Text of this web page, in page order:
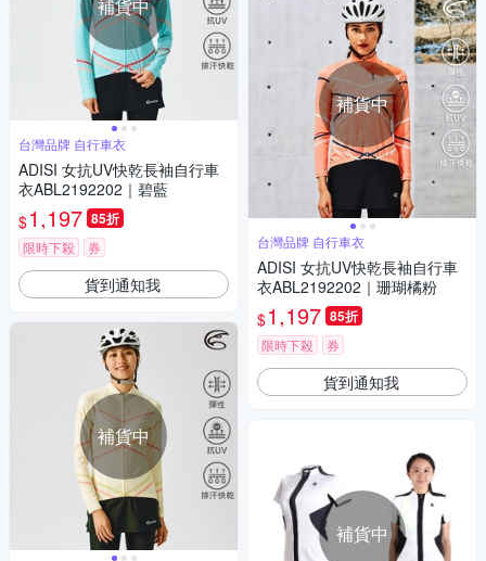
補貨中
台灣品牌 自行車衣
ADISI 女抗UV快乾長袖自行車
衣ABL2192202｜碧藍
$1,197 85折
限時下殺 券
貨到通知我
補貨中
補貨中
台灣品牌 自行車衣
ADISI 女抗UV快乾長袖自行車
衣ABL2192202｜珊瑚橘粉
$1,197 85折
限時下殺 券
貨到通知我
補貨中